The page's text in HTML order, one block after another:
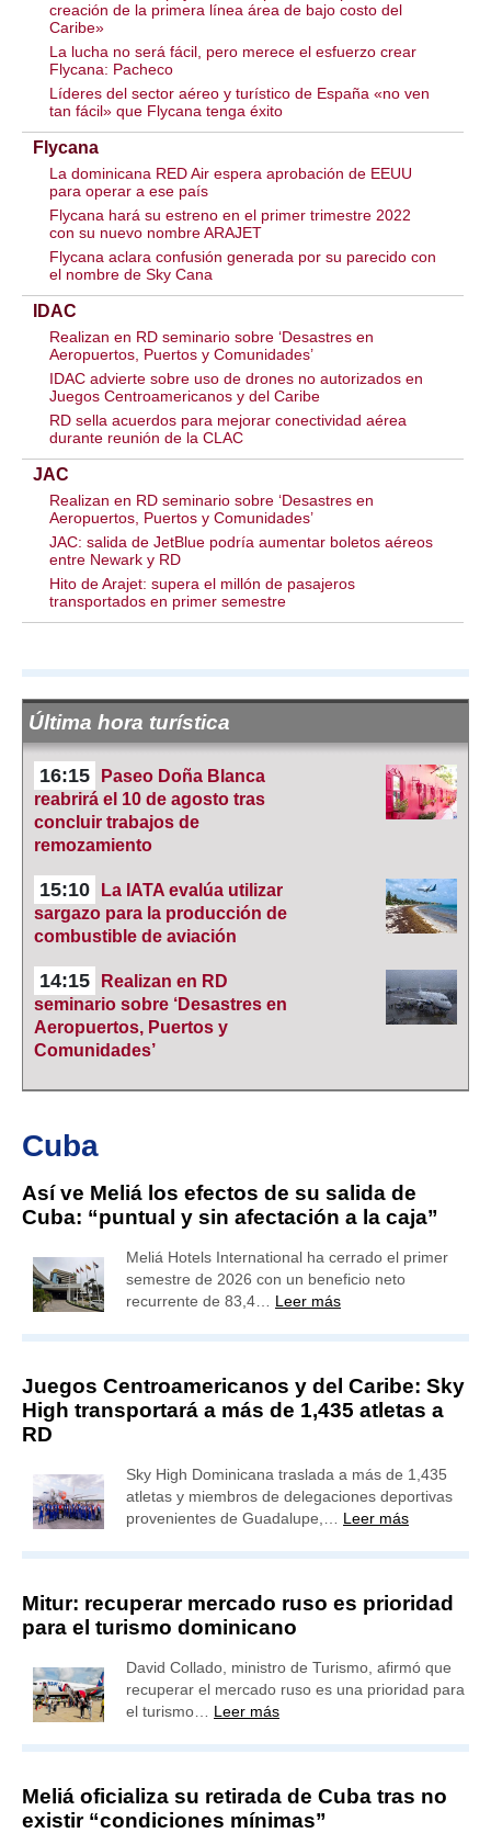
creación de la primera línea área de bajo costo del
Caribe»
La lucha no será fácil, pero merece el esfuerzo crear
Flycana: Pacheco
Líderes del sector aéreo y turístico de España «no ven
tan fácil» que Flycana tenga éxito
Flycana
La dominicana RED Air espera aprobación de EEUU
para operar a ese país
Flycana hará su estreno en el primer trimestre 2022
con su nuevo nombre ARAJET
Flycana aclara confusión generada por su parecido con
el nombre de Sky Cana
IDAC
Realizan en RD seminario sobre ‘Desastres en
Aeropuertos, Puertos y Comunidades’
IDAC advierte sobre uso de drones no autorizados en
Juegos Centroamericanos y del Caribe
RD sella acuerdos para mejorar conectividad aérea
durante reunión de la CLAC
JAC
Realizan en RD seminario sobre ‘Desastres en
Aeropuertos, Puertos y Comunidades’
JAC: salida de JetBlue podría aumentar boletos aéreos
entre Newark y RD
Hito de Arajet: supera el millón de pasajeros
transportados en primer semestre
Última hora turística
16:15
Paseo Doña Blanca
reabrirá el 10 de agosto tras
concluir trabajos de
remozamiento
15:10
La IATA evalúa utilizar
sargazo para la producción de
combustible de aviación
14:15
Realizan en RD
seminario sobre ‘Desastres en
Aeropuertos, Puertos y
Comunidades’
Cuba
Así ve Meliá los efectos de su salida de
Cuba: “puntual y sin afectación a la caja”
Meliá Hotels International ha cerrado el primer
semestre de 2026 con un beneficio neto
recurrente de 83,4… Leer más
Juegos Centroamericanos y del Caribe: Sky
High transportará a más de 1,435 atletas a
RD
Sky High Dominicana traslada a más de 1,435
atletas y miembros de delegaciones deportivas
provenientes de Guadalupe,… Leer más
Mitur: recuperar mercado ruso es prioridad
para el turismo dominicano
David Collado, ministro de Turismo, afirmó que
recuperar el mercado ruso es una prioridad para
el turismo… Leer más
Meliá oficializa su retirada de Cuba tras no
existir “condiciones mínimas”